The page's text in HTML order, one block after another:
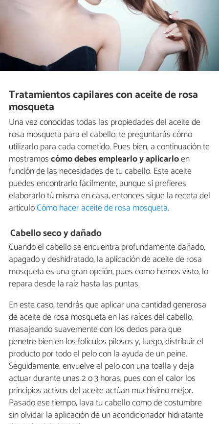
Tratamientos capilares con aceite de rosa
mosqueta
Una vez conocidas todas las propiedades del aceite de
rosa mosqueta para el cabello, te preguntarás cómo
utilizarlo para cada cometido. Pues bien, a continuación te
mostramoscómo debes emplearlo y aplicarloen
función de las necesidades de tu cabello. Este aceite
puedes encontrarlo fácilmente, aunque si prefieres
elaborarlo tú misma en casa, entonces sigue la receta del
artículoCómo hacer aceite de rosa mosqueta.
Cabello seco y dañado
Cuando el cabello se encuentra profundamente dañado,
apagado y deshidratado, la aplicación de aceite de rosa
mosqueta es una gran opción, pues como hemos visto, lo
repara desde la raíz hasta las puntas.
En este caso, tendrás que aplicar una cantidad generosa
de aceite de rosa mosqueta en las raíces del cabello,
masajeando suavemente con los dedos para que
penetre bien en los folículos pilosos y, luego, distribuir el
producto por todo el pelo con la ayuda de un peine.
Seguidamente, envuelve el pelo con una toalla y deja
actuar durante unas 2 o 3 horas, pues con el calor los
principios activos del aceite actúan muchísimo mejor.
Pasado ese tiempo, lava tu cabello como de costumbre
sin olvidar la aplicación de un acondicionador hidratante